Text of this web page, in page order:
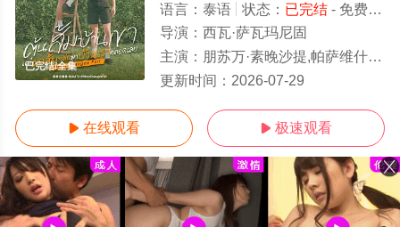
已完结/全集
语言： 泰语 状态： 已完结- 免费在线观看
导演： 西瓦·萨瓦玛尼固
主演： 朋苏万·素晚沙提,帕萨维什·塔玛松吉迪,Ken,Kanthee,Limpitkranon,塔南·罗哈瓦塔那库
更新时间： 2026-07-29
 在线观看  极速观看